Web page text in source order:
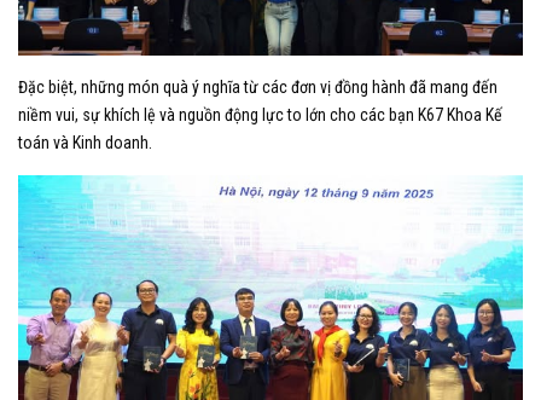
Đặc biệt, những món quà ý nghĩa từ các đơn vị đồng hành đã mang đến
niềm vui, sự khích lệ và nguồn động lực to lớn cho các bạn K67 Khoa Kế
toán và Kinh doanh.